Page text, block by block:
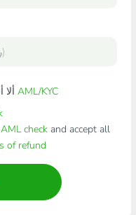
ألا AML/KYC
AML checkand accept all
of refund